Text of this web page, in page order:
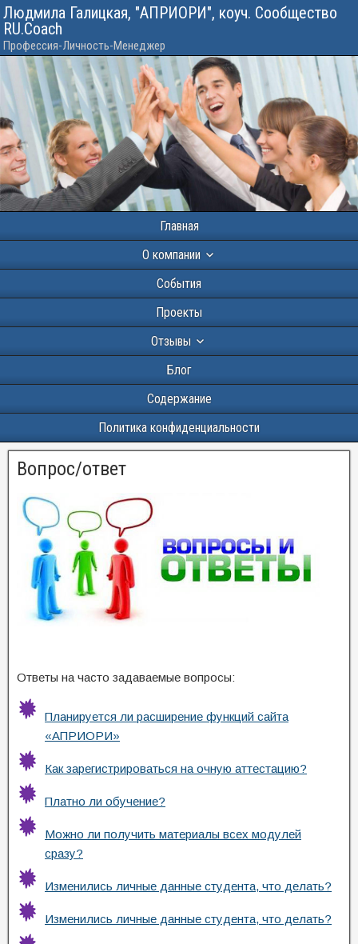
Людмила Галицкая, "АПРИОРИ", коуч. Сообщество
RU.Coach
Профессия-Личность-Менеджер
Главная
О компании
События
Проекты
Отзывы
Блог
Содержание
Политика конфиденциальности
Вопрос/ответ
Ответы на часто задаваемые вопросы:
Планируется ли расширение функций сайта
«АПРИОРИ»
Как зарегистрироваться на очную аттестацию?
Платно ли обучение?
Можно ли получить материалы всех модулей
сразу?
Изменились личные данные студента, что делать?
Изменились личные данные студента, что делать?